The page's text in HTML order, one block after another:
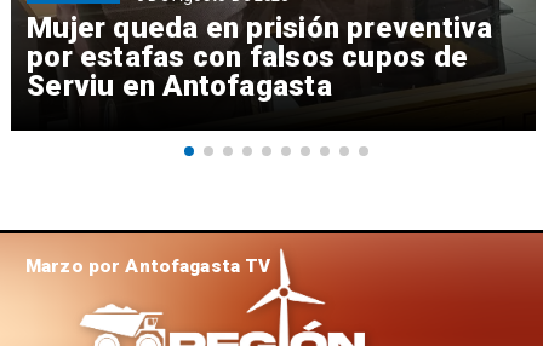
Mujer queda en prisión preventiva
por estafas con falsos cupos de
Serviu en Antofagasta
Marzo por Antofagasta TV